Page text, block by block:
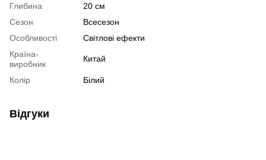
Глибина
20 см
Сезон
Всесезон
Особливості
Світлові ефекти
Країна-
виробник
Китай
Колір Білий
Відгуки